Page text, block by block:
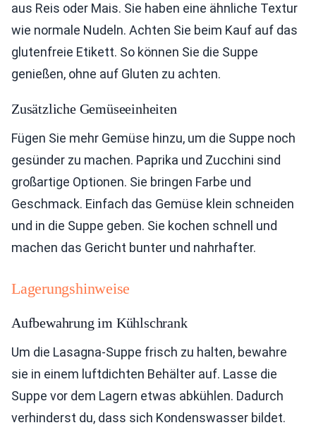
aus Reis oder Mais. Sie haben eine ähnliche Textur
wie normale Nudeln. Achten Sie beim Kauf auf das
glutenfreie Etikett. So können Sie die Suppe
genießen, ohne auf Gluten zu achten.
Zusätzliche Gemüseeinheiten
Fügen Sie mehr Gemüse hinzu, um die Suppe noch
gesünder zu machen. Paprika und Zucchini sind
großartige Optionen. Sie bringen Farbe und
Geschmack. Einfach das Gemüse klein schneiden
und in die Suppe geben. Sie kochen schnell und
machen das Gericht bunter und nahrhafter.
Lagerungshinweise
Aufbewahrung im Kühlschrank
Um die Lasagna-Suppe frisch zu halten, bewahre
sie in einem luftdichten Behälter auf. Lasse die
Suppe vor dem Lagern etwas abkühlen. Dadurch
verhinderst du, dass sich Kondenswasser bildet.